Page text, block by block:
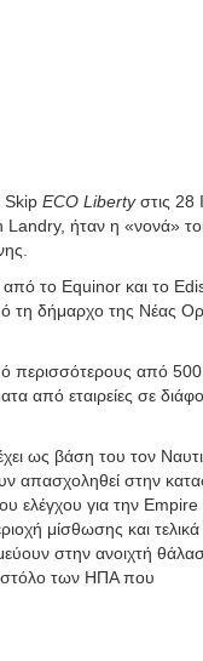
Skip ECO Libertyστις 28
Landry, ήταν η «νονά»
από το Equinor και το
τη δήμαρχο της Νέας
περισσότερους από 500
από εταιρείες σε
ως βάση του τον
απασχοληθεί στην
ελέγχου για την Empire
μίσθωσης και
στην ανοιχτή
στόλο των ΗΠΑ που